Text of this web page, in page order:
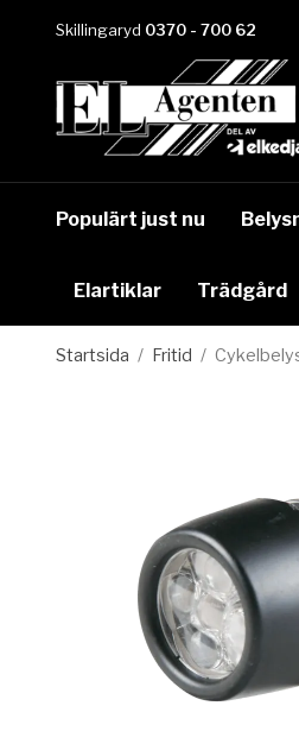
Skillingaryd 0370 - 700 62
Populärt just nu
Elartiklar Trädgård
Startsida / Fritid /